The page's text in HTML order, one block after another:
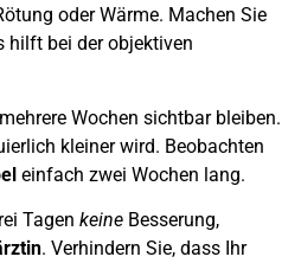
oder Wärme. Machen Sie
hilft bei der objektiven
Wochen sichtbar bleiben.
kleiner wird. Beobachten
einfach zwei Wochen lang.
Tagen keine Besserung,
. Verhindern Sie, dass Ihr